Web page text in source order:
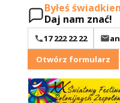
Byłeś
Daj nam znać!
17 222 22 22
Otwórz formularz